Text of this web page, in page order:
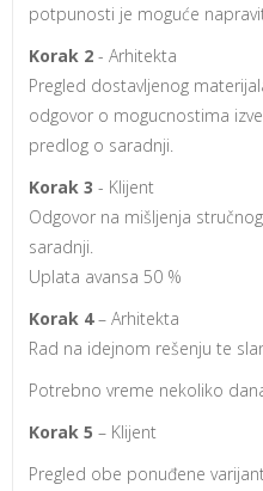
potpunosti je moguće
Korak 2- Arhitekta
Pregled dostavljenog
odgovor o mogucnostima
predlog o saradnji.
Korak 3 - Klijent
Odgovor na mišljenja
saradnji.
Uplata avansa 50 %
Korak 4– Arhitekta
Rad na idejnom rešenju te
Potrebno vreme nekoliko
Korak 5 – Klijent
Pregled obe ponuđene